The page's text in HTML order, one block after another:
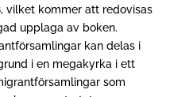
vilket kommer att redovisas
upplaga av boken.
kan delas i
i en megakyrka i ett
som